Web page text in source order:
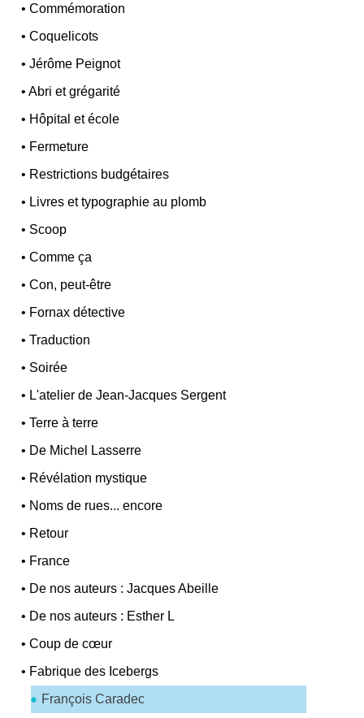
•Commémoration
•Coquelicots
•Jérôme Peignot
•Abri et grégarité
• Hôpital et école
• Fermeture
• Restrictions budgétaires
• Livres et typographie au plomb
• Scoop
•Comme ça
•Con, peut-être
• Fornax détective
•Traduction
• Soirée
• L'atelier de Jean-Jacques Sergent
•Terre à terre
• De Michel Lasserre
• Révélation mystique
• Noms de rues... encore
• Retour
• France
• De nos auteurs : Jacques Abeille
• De nos auteurs : Esther L
•Coup de cœur
• Fabrique des Icebergs
François Caradec